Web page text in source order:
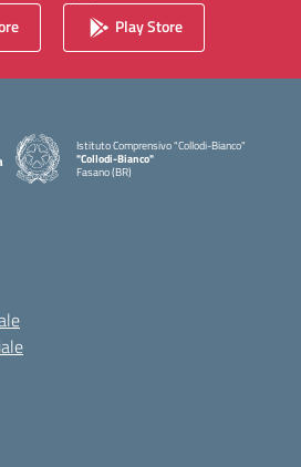
Play Store
Istituto Comprensivo "Collodi-Bianco"
"Collodi-Bianco"
Fasano (BR)